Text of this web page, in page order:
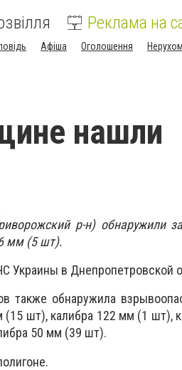
Реклама на
Афіша Оголошення
нашли
р-н) обнаружили
мм (5 шт).
Украины в Днепропетровской
также обнаружила
шт), калибра 122 мм (1 шт),
50 мм (39 шт).